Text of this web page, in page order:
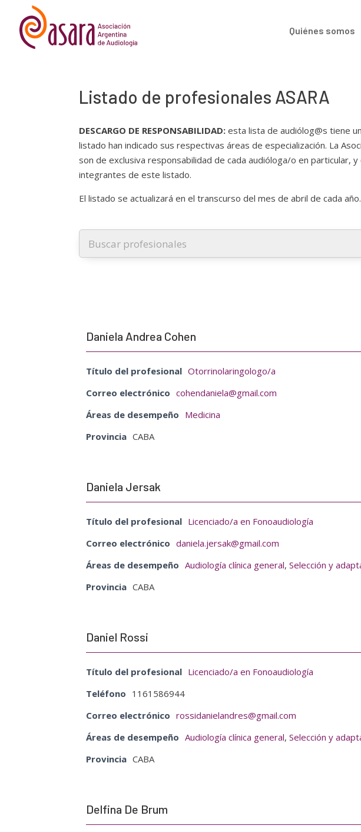
Quiénes somos
Listado de profesionales ASARA
DESCARGO DE RESPONSABILIDAD: esta lista de audiólog@s tiene
listado han indicado sus respectivas áreas de especialización. La
son de exclusiva responsabilidad de cada audióloga/o en particular,
integrantes de este listado.
El listado se actualizará en el transcurso del mes de abril de cada año.
Daniela Andrea Cohen
Título del profesional Otorrinolaringologo/a
Correo electrónico cohendaniela@gmail.com
Áreas de desempeño Medicina
Provincia CABA
Daniela Jersak
Título del profesional Licenciado/a en Fonoaudiología
Correo electrónico daniela.jersak@gmail.com
Áreas de desempeño Audiología clínica general,Selección y
Provincia CABA
Daniel Rossi
Título del profesional Licenciado/a en Fonoaudiología
Teléfono 1161586944
Correo electrónico rossidanielandres@gmail.com
Áreas de desempeño Audiología clínica general,Selección y
Provincia CABA
Delfina De Brum